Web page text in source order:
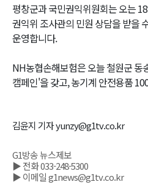
평창군과 국민권익위원회는 오는
권익위 조사관의 민원 상담을 받을
운영합니다.
NH농협손해보험은 오늘 철원군 동
캠페인'을 갖고, 농기계 안전용품
김윤지 기자 yunzy@g1tv.co.kr
G1방송 뉴스제보
▶ 전화 033-248-5300
▶ 이메일 g1news@g1tv.co.kr